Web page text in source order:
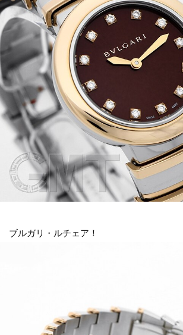
ブルガリ・ルチェア！